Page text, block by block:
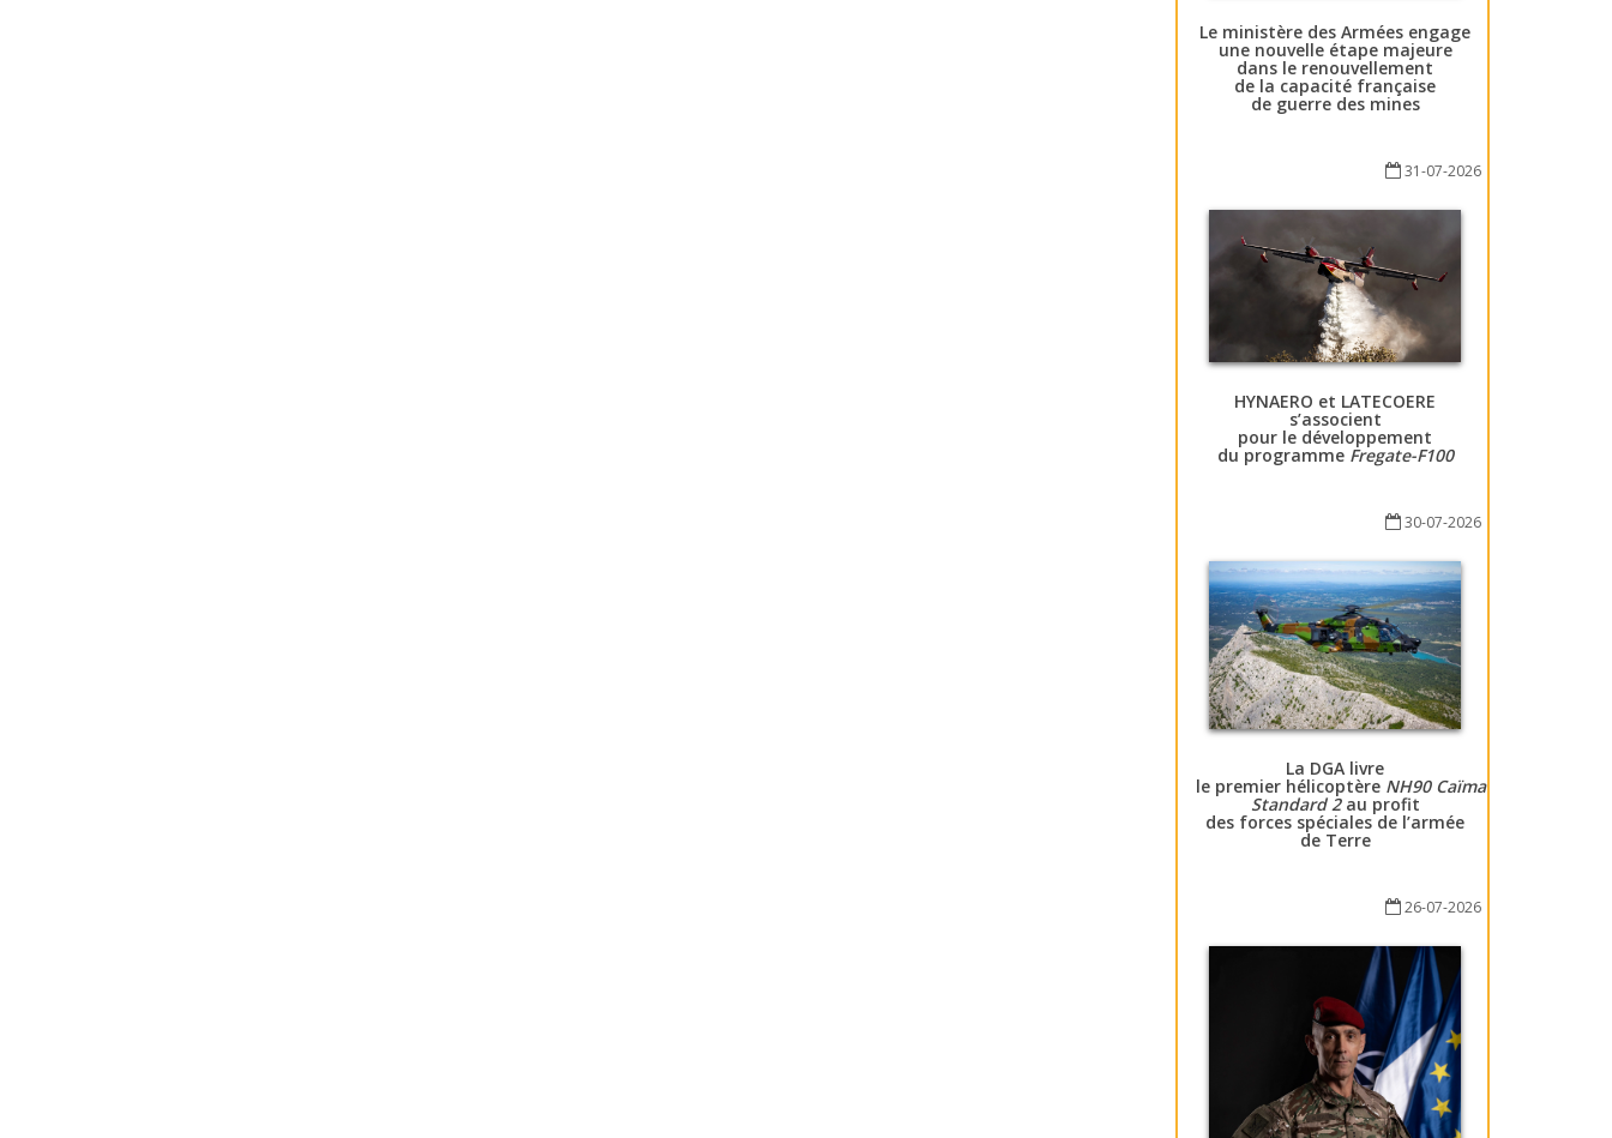
Le ministère des Armées engage
une nouvelle étape majeure
dans le renouvellement
de la capacité française
de guerre des mines
31-07-2026
HYNAERO et LATECOERE
s’associent
pour le développement
du programme Fregate-F100
30-07-2026
La DGA livre
le premier hélicoptère NH90 Caïman
Standard 2au profit
des forces spéciales de l’armée
de Terre
26-07-2026